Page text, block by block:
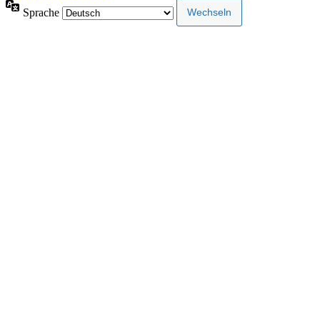
Sprache